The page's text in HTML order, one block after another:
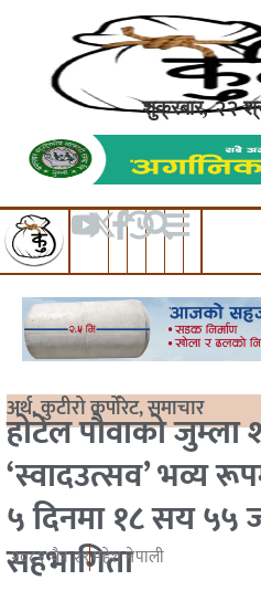
शुक्रबार, २२
अर्थ,कुटीरो कर्पोरेट,समाचार
होटेल पौवाको जुम्ला
‘स्वादउत्सव’ भव्य
५ दिनमा १८ सय ५५
सहभागिता
२०८१ चैत्र २९महेश नेपाली